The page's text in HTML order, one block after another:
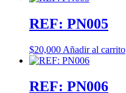
REF: PN005
$20,000 Añadir al carrito
REF: PN006